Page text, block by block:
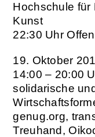
Hochschule für
Kunst
22:30 Uhr
19. Oktober
14:00 – 20:00
solidarische
genug.org,
Treuhand,